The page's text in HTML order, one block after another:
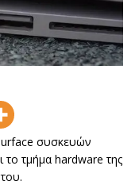
συσκευών
το τμήμα hardware της